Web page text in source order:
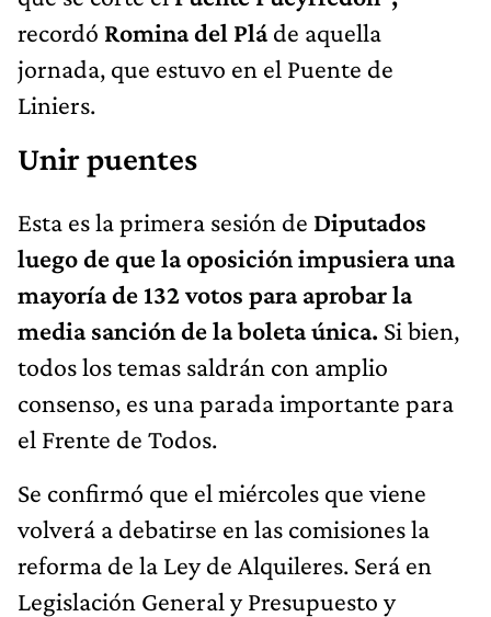
recordó Romina del Pláde aquella
jornada, que estuvo en el Puente de
Liniers.
Unir puentes
Esta es la primera sesión de Diputados
luego de que la oposición impusiera una
mayoría de 132 votos para aprobar la
media sanción de la boleta única. Si bien,
todos los temas saldrán con amplio
consenso, es una parada importante para
el Frente de Todos.
Se confirmó que el miércoles que viene
volverá a debatirse en las comisiones la
reforma de la Ley de Alquileres. Será en
Legislación General y Presupuesto y